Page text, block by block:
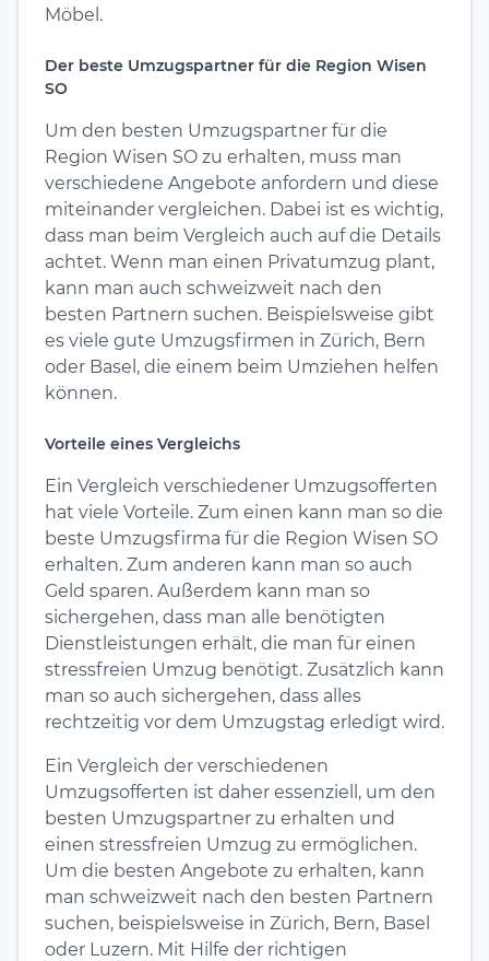
Möbel.
Der beste Umzugspartner für die Region Wisen
SO
Um den besten Umzugspartner für die
Region Wisen SO zu erhalten, muss man
verschiedene Angebote anfordern und diese
miteinander vergleichen. Dabei ist es wichtig,
dass man beim Vergleich auch auf die Details
achtet. Wenn man einen Privatumzug plant,
kann man auch schweizweit nach den
besten Partnern suchen. Beispielsweise gibt
es viele gute Umzugsfirmen in Zürich, Bern
oder Basel, die einem beim Umziehen helfen
können.
Vorteile eines Vergleichs
Ein Vergleich verschiedener Umzugsofferten
hat viele Vorteile. Zum einen kann man so die
beste Umzugsfirma für die Region Wisen SO
erhalten. Zum anderen kann man so auch
Geld sparen. Außerdem kann man so
sichergehen, dass man alle benötigten
Dienstleistungen erhält, die man für einen
stressfreien Umzug benötigt. Zusätzlich kann
man so auch sichergehen, dass alles
rechtzeitig vor dem Umzugstag erledigt wird.
Ein Vergleich der verschiedenen
Umzugsofferten ist daher essenziell, um den
besten Umzugspartner zu erhalten und
einen stressfreien Umzug zu ermöglichen.
Um die besten Angebote zu erhalten, kann
man schweizweit nach den besten Partnern
suchen, beispielsweise in Zürich, Bern, Basel
oder Luzern. Mit Hilfe der richtigen